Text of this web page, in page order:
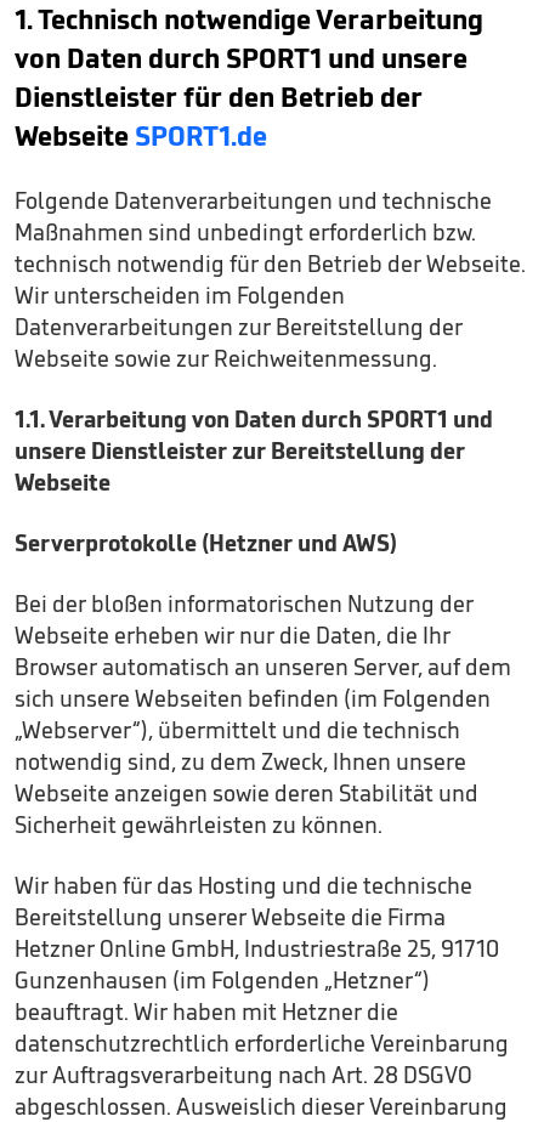
1. Technisch notwendige Verarbeitung
von Daten durch SPORT1 und unsere
Dienstleister für den Betrieb der
Webseite SPORT1.de
Folgende Datenverarbeitungen und technische
Maßnahmen sind unbedingt erforderlich bzw.
technisch notwendig für den Betrieb der Webseite.
Wir unterscheiden im Folgenden
Datenverarbeitungen zur Bereitstellung der
Webseite sowie zur Reichweitenmessung.
1.1. Verarbeitung von Daten durch SPORT1 und
unsere Dienstleister zur Bereitstellung der
Webseite
Serverprotokolle (Hetzner und AWS)
Bei der bloßen informatorischen Nutzung der
Webseite erheben wir nur die Daten, die Ihr
Browser automatisch an unseren Server, auf dem
sich unsere Webseiten befinden (im Folgenden
„Webserver“), übermittelt und die technisch
notwendig sind, zu dem Zweck, Ihnen unsere
Webseite anzeigen sowie deren Stabilität und
Sicherheit gewährleisten zu können.
Wir haben für das Hosting und die technische
Bereitstellung unserer Webseite die Firma
Hetzner Online GmbH, Industriestraße 25, 91710
Gunzenhausen (im Folgenden „Hetzner“)
beauftragt. Wir haben mit Hetzner die
datenschutzrechtlich erforderliche Vereinbarung
zur Auftragsverarbeitung nach Art. 28 DSGVO
abgeschlossen. Ausweislich dieser Vereinbarung